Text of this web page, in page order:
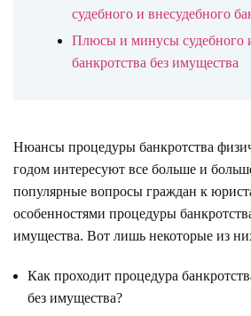
судебного и внесудебного
Плюсы и минусы судебного
банкротства без имущества
Нюансы процедуры банкротства
годом интересуют все больше и
популярные вопросы граждан к
особенностями процедуры
имущества. Вот лишь некоторые из
Как проходит процедура
без имущества?